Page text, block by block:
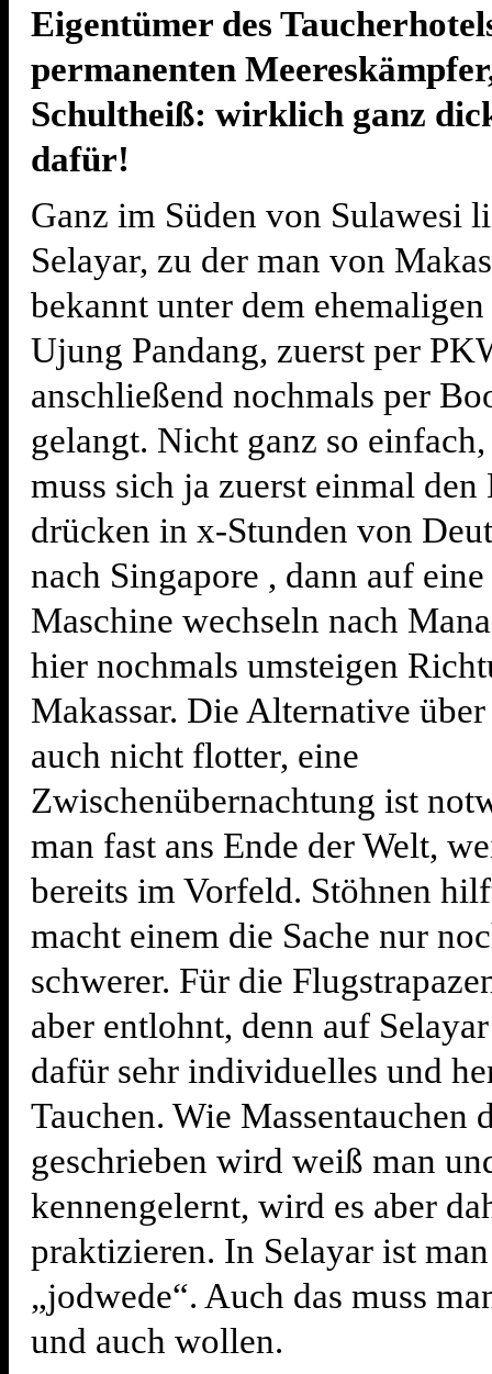
Eigentümer des
permanenten
Schultheiß: wirklich ganz
dafür!
Ganz im Süden von Sulawesi
Selayar, zu der man von
bekannt unter dem
Ujung Pandang, zuerst per
anschließend nochmals per
gelangt. Nicht ganz so
muss sich ja zuerst einmal
drücken in x-Stunden von
nach Singapore , dann auf eine
Maschine wechseln nach
hier nochmals umsteigen
Makassar. Die Alternative
auch nicht flotter, eine
Zwischenübernachtung ist
man fast ans Ende der Welt,
bereits im Vorfeld. Stöhnen
macht einem die Sache nur
schwerer. Für die
aber entlohnt, denn auf
dafür sehr individuelles und
Tauchen. Wie Massentauchen
geschrieben wird weiß man
kennengelernt, wird es aber
praktizieren. In Selayar ist
„jodwede“. Auch das muss
und auch wollen.